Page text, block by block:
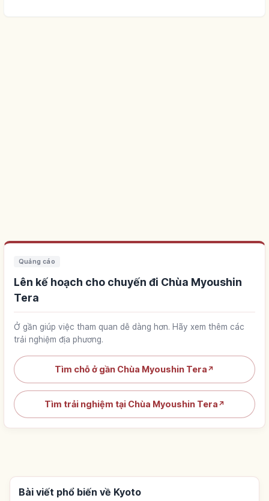
Quảng cáo
Lên kế hoạch cho chuyến đi Chùa Myoushin
Tera
Ở gần giúp việc tham quan dễ dàng hơn. Hãy xem thêm các
trải nghiệm địa phương.
Tìm chỗ ở gần Chùa Myoushin Tera ↗
Tìm trải nghiệm tại Chùa Myoushin Tera ↗
Bài viết phổ biến về Kyoto